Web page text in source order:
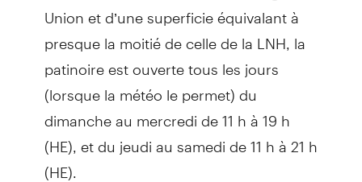
Union et d’une superficie équivalant à
presque la moitié de celle de la LNH, la
patinoire est ouverte tous les jours
(lorsque la météo le permet) du
dimanche au mercredi de 11 h à 19 h
(HE), et du jeudi au samedi de 11 h à 21 h
(HE).